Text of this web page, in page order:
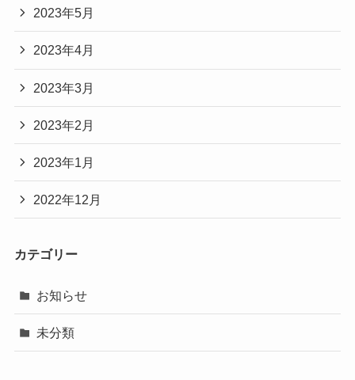
2023年5月
2023年4月
2023年3月
2023年2月
2023年1月
2022年12月
カテゴリー
お知らせ
未分類